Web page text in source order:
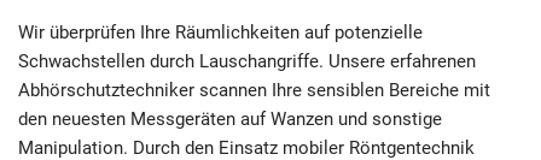
Wir überprüfen Ihre Räumlichkeiten auf potenzielle
Schwachstellen durch Lauschangriffe. Unsere erfahrenen
Abhörschutztechniker scannen Ihre sensiblen Bereiche mit
den neuesten Messgeräten auf Wanzen und sonstige
Manipulation. Durch den Einsatz mobiler Röntgentechnik